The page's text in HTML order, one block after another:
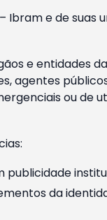
Ibram e de
e entidades
agentes
ou de
da